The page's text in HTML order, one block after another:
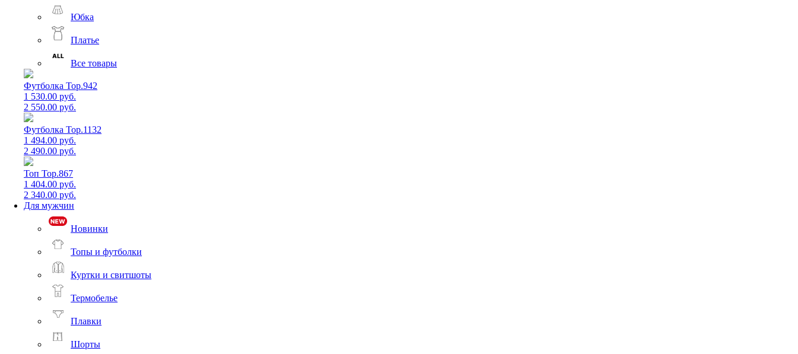
Юбка
Платье
Все товары
Футболка Top.942
1 530.00 руб.
2 550.00 руб.
Футболка Top.1132
1 494.00 руб.
2 490.00 руб.
Топ Top.867
1 404.00 руб.
2 340.00 руб.
Для мужчин
Новинки
Топы и футболки
Куртки и свитшоты
Термобелье
Плавки
Шорты